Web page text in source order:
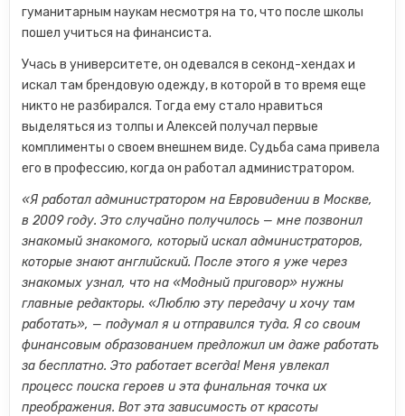
гуманитарным наукам несмотря на то, что после школы
пошел учиться на финансиста.
Учась в университете, он одевался в секонд-хендах и
искал там брендовую одежду, в которой в то время еще
никто не разбирался. Тогда ему стало нравиться
выделяться из толпы и Алексей получал первые
комплименты о своем внешнем виде. Судьба сама привела
его в профессию, когда он работал администратором.
«Я работал администратором на Евровидении в Москве,
в 2009 году. Это случайно получилось — мне позвонил
знакомый знакомого, который искал администраторов,
которые знают английский. После этого я уже через
знакомых узнал, что на «Модный приговор» нужны
главные редакторы. «Люблю эту передачу и хочу там
работать», — подумал я и отправился туда. Я со своим
финансовым образованием предложил им даже работать
за бесплатно. Это работает всегда! Меня увлекал
процесс поиска героев и эта финальная точка их
преображения. Вот эта зависимость от красоты